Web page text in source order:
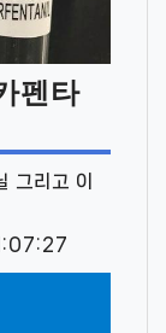
펜타
그리고 이